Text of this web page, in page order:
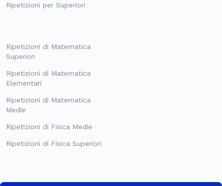
Ripetizioni per Superiori
Ripetizioni di Matematica
Superiori
Ripetizioni di Matematica
Elementari
Ripetizioni di Matematica
Medie
Ripetizioni di Fisica Medie
Ripetizioni di Fisica Superiori